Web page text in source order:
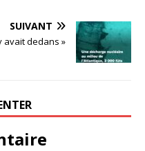
SUIVANT
avait dedans »